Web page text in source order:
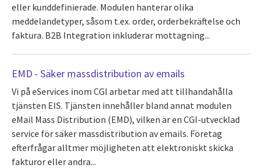
eller kunddefinierade. Modulen hanterar olika
meddelandetyper, såsom t.ex. order, orderbekräftelse och
faktura. B2B Integration inkluderar mottagning...
EMD - Säker massdistribution av emails
Vi på eServices inom CGI arbetar med att tillhandahålla
tjänsten EIS. Tjänsten innehåller bland annat modulen
eMail Mass Distribution (EMD), vilken är en CGI-utvecklad
service för säker massdistribution av emails. Företag
efterfrågar alltmer möjligheten att elektroniskt skicka
fakturor eller andra...